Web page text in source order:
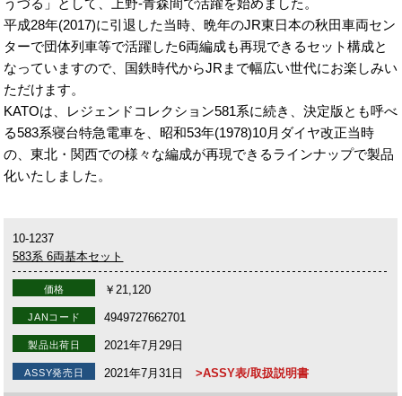
平成28年(2017)に引退した当時、晩年のJR東日本の秋田車両セン
ターで団体列車等で活躍した6両編成も再現できるセット構成と
なっていますので、国鉄時代からJRまで幅広い世代にお楽しみい
ただけます。
KATOは、レジェンドコレクション581系に続き、決定版とも呼べ
る583系寝台特急電車を、昭和53年(1978)10月ダイヤ改正当時
の、東北・関西での様々な編成が再現できるラインナップで製品
化いたしました。
10-1237
583系 6両基本セット
価格 ￥21,120
JANコード 4949727662701
製品出荷日 2021年7月29日
ASSY発売日 2021年7月31日 >ASSY表/取扱説明書